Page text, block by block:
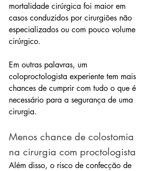
mortalidade cirúrgica foi maior em
casos conduzidos por cirurgiões não
especializados ou com pouco volume
cirúrgico.
Em outras palavras, um
coloproctologista experiente tem mais
chances de cumprir com tudo o que é
necessário para a segurança de uma
cirurgia.
Menos chance de colostomia
na cirurgia com proctologista
Além disso, o risco de confecção de